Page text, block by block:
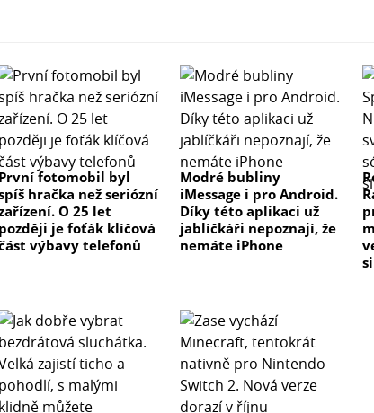
První fotomobil byl
hračka než seriózní
O 25 let
později je foťák klíčová
výbavy telefonů
Modré bubliny
iMessage i pro Android.
Díky této aplikaci už
jablíčkáři nepoznají, že
nemáte iPhone